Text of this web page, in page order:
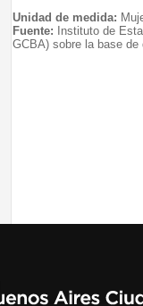
Unidad de medida:
Fuente: Instituto de
GCBA) sobre la base